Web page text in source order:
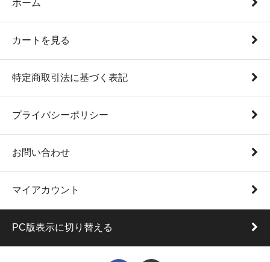
ホーム
カートを見る
特定商取引法に基づく表記
プライバシーポリシー
お問い合わせ
マイアカウント
PC版表示に切り替える